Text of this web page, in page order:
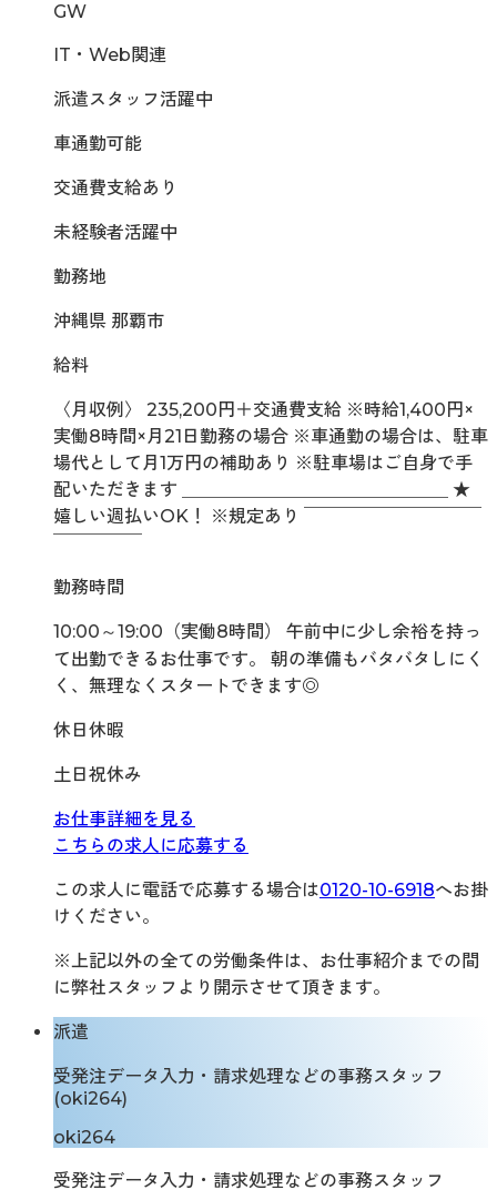
GW
IT・Web関連
派遣スタッフ活躍中
車通勤可能
交通費支給あり
未経験者活躍中
勤務地
沖縄県 那覇市
給料
〈月収例〉 235,200円＋交通費支給 ※時給1,400円×
実働8時間×月21日勤務の場合 ※車通勤の場合は、駐車
場代として月1万円の補助あり ※駐車場はご自身で手
配いただきます ＿＿＿＿＿＿＿＿＿＿＿＿＿＿＿ ★
嬉しい週払いOK！ ※規定あり ￣￣￣￣￣￣￣￣￣￣
勤務時間
10:00～19:00（実働8時間） 午前中に少し余裕を持っ
て出勤できるお仕事です。 朝の準備もバタバタしにく
く、無理なくスタートできます◎
休日休暇
土日祝休み
お仕事詳細を見る
こちらの求人に応募する
この求人に電話で応募する場合は0120-10-6918へお掛
けください。
※上記以外の全ての労働条件は、お仕事紹介までの間
に弊社スタッフより開示させて頂きます。
派遣
受発注データ入力・請求処理などの事務スタッフ
(oki264)
oki264
受発注データ入力・請求処理などの事務スタッフ